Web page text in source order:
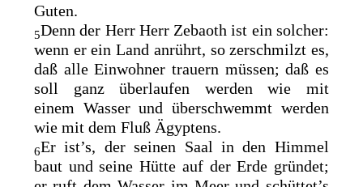
Guten.
5Denn der Herr Herr Zebaoth ist ein solcher:
wenn er ein Land anrührt, so zerschmilzt es,
daß alle Einwohner trauern müssen; daß es
soll ganz überlaufen werden wie mit
einem Wasser und überschwemmt werden
wie mit dem Fluß Ägyptens.
6Er ist’s, der seinen Saal in den Himmel
baut und seine Hütte auf der Erde gründet;